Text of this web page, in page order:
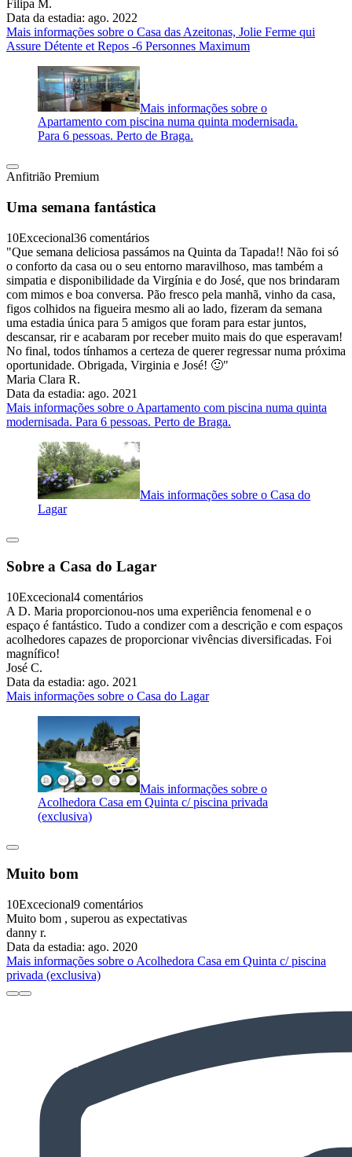
Filipa M.
Data da estadia: ago. 2022
Mais informações sobre o Casa das Azeitonas, Jolie Ferme qui
Assure Détente et Repos -6 Personnes Maximum
Mais informações sobre o
Apartamento com piscina numa quinta modernisada.
Para 6 pessoas. Perto de Braga.
Anfitrião Premium
Uma semana fantástica
10Excecional36 comentários
"Que semana deliciosa passámos na Quinta da Tapada!! Não foi só
o conforto da casa ou o seu entorno maravilhoso, mas também a
simpatia e disponibilidade da Virgínia e do José, que nos brindaram
com mimos e boa conversa. Pão fresco pela manhã, vinho da casa,
figos colhidos na figueira mesmo ali ao lado, fizeram da semana
uma estadia única para 5 amigos que foram para estar juntos,
descansar, rir e acabaram por receber muito mais do que esperavam!
No final, todos tínhamos a certeza de querer regressar numa próxima
oportunidade. Obrigada, Virginia e José! 🙂"
Maria Clara R.
Data da estadia: ago. 2021
Mais informações sobre o Apartamento com piscina numa quinta
modernisada. Para 6 pessoas. Perto de Braga.
Mais informações sobre o Casa do
Lagar
Sobre a Casa do Lagar
10Excecional4 comentários
A D. Maria proporcionou-nos uma experiência fenomenal e o
espaço é fantástico. Tudo a condizer com a descrição e com espaços
acolhedores capazes de proporcionar vivências diversificadas. Foi
magnífico!
José C.
Data da estadia: ago. 2021
Mais informações sobre o Casa do Lagar
Mais informações sobre o
Acolhedora Casa em Quinta c/ piscina privada
(exclusiva)
Muito bom
10Excecional9 comentários
Muito bom , superou as expectativas
danny r.
Data da estadia: ago. 2020
Mais informações sobre o Acolhedora Casa em Quinta c/ piscina
privada (exclusiva)